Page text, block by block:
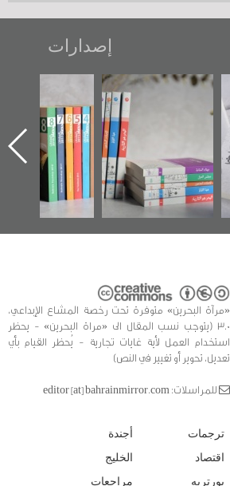
إصدارات
تصنيف موضوعي
للوثائق البريطانية
يقدمه «مركز أوال»
في سلسلة من 5
كتب
تصدر حصاد
الساحات 2019
«مرآة البحرين» متوفرة تحت رخصة المشاع الإبداعي،
3.0 (يتوجب نسب المقال الى «مراة البحرين» - يحظر
استخدام العمل لأية غايات تجارية - يُحظر القيام بأي
تعديل، تحوير أو تغيير في النص)
للمراسلات: editor [at] bahrainmirror.com
ترجمات
اقتصاد
بورتريه
أجندة
الخليج
مراجعات